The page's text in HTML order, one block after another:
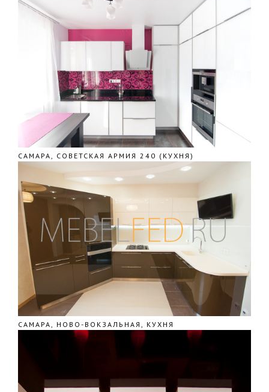
САМАРА, СОВЕТСКАЯ АРМИЯ 240 (КУХНЯ)
САМАРА, НОВО-ВОКЗАЛЬНАЯ, КУХНЯ